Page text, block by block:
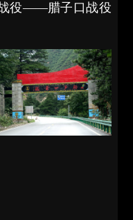
役——腊子口战役